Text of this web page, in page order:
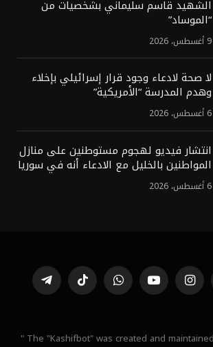
الشهيد قاسم سليماني بشخصيات من
“الموساد”
9 أغسطس، 2026
لا صحة لادعاء وجود قرار إسرائيلي بإخلاء
وهدم المدرسة “الأمريكية”
6 أغسطس، 2026
انتشار فيديو لهجوم مستوطنين على منازل
المواطنين بالخليل مع الادعاء أنه في سوريا
6 أغسطس، 2026
الانستغراميوتيوب واتساب تيكتوك تيلقرام
" The "Kashifbot" was created and